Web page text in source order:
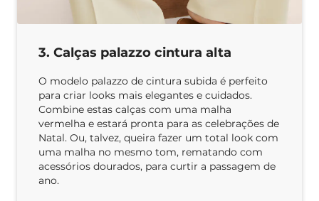
3. Calças palazzo cintura alta
O modelo palazzo de cintura subida é perfeito
para criar looks mais elegantes e cuidados.
Combine estas calças com uma malha
vermelha e estará pronta para as celebrações de
Natal. Ou, talvez, queira fazer um total look com
uma malha no mesmo tom, rematando com
acessórios dourados, para curtir a passagem de
ano.